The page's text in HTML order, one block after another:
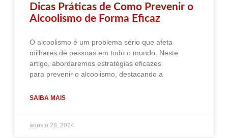
Dicas Práticas de Como Prevenir o
Alcoolismo de Forma Eficaz
O alcoolismo é um problema sério que afeta
milhares de pessoas em todo o mundo. Neste
artigo, abordaremos estratégias eficazes
para prevenir o alcoolismo, destacando a
SAIBA MAIS
agosto 28, 2024